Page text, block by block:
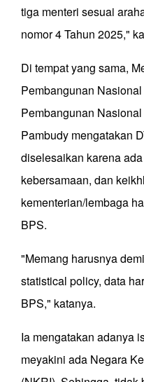
tiga menteri sesuai
nomor 4 Tahun 2025,"
Di tempat yang sama,
Pembangunan
Pembangunan
Pambudy mengatakan
diselesaikan karena
kebersamaan, dan
kementerian/lembaga
BPS.
"Memang harusnya
statistical policy, data
BPS," katanya.
Ia mengatakan adanya
meyakini ada Negara